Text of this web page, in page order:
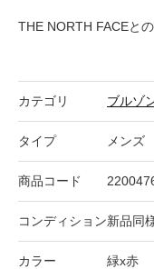
THE NORTH FACEと
カテゴリ ブルゾ
タイプ メンズ
商品コード
コンディション新品同
カラー 緑x赤